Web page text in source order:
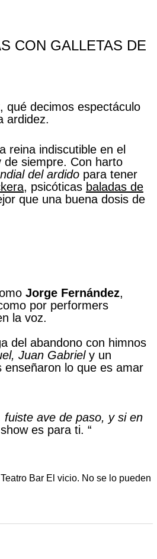
CON GALLETAS DE
qué decimos espectáculo
ardidez.
reina indiscutible en el
de siempre. Con harto
del ardido para tener
, psicóticas baladas de
que una buena dosis de
Jorge Fernández,
por performers
la voz.
del abandono con himnos
Juan Gabriely un
enseñaron lo que es amar
ave de paso, y si en
es para ti. “
Bar El vicio. No se lo pueden